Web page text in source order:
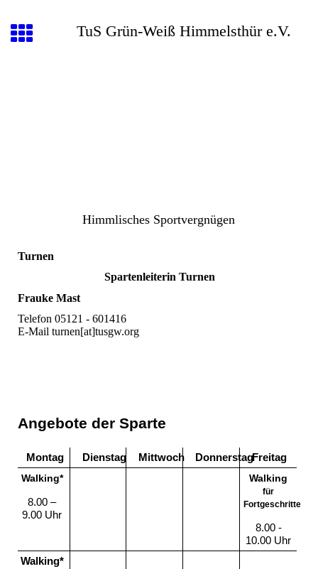
TuS Grün-Weiß Himmelsthür e.V.
Himmlisches Sportvergnügen
Turnen
Spartenleiterin Turnen
Frauke Mast
Telefon 05121 - 601416
E-Mail turnen[at]tusgw.org
Angebote der Sparte
Montag Dienstag Mittwoch DonnerstagFreitag
Walking*
8.00 –
9.00 Uhr
Walking
für
Fortgeschrittene*
8.00 -
10.00 Uhr
Walking*